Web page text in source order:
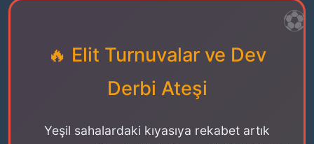
🔥 Elit Turnuvalar ve Dev
Derbi Ateşi
Yeşil sahalardaki kıyasıya rekabet artık